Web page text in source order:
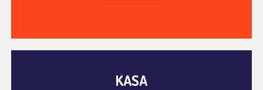
KASA